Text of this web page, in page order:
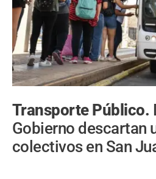
Transporte Público.
Gobierno descartan
colectivos en San